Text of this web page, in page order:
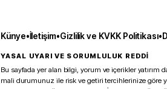
Künye•İletişim•Gizlilik ve KVKK Politikası•
YASAL UYARI VE SORUMLULUK REDDİ
Bu sayfada yer alan bilgi, yorum ve içerikler yatırım
mali durumunuz ile risk ve getiri tercihlerinize göre